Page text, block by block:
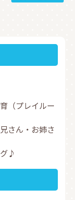
（プレイルー
さん・お姉さ
♪